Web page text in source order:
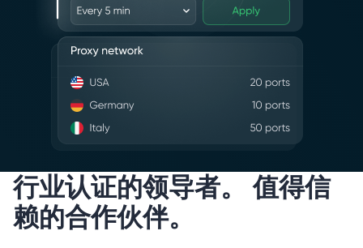
行业认证的领导者。 值得信
赖的合作伙伴。